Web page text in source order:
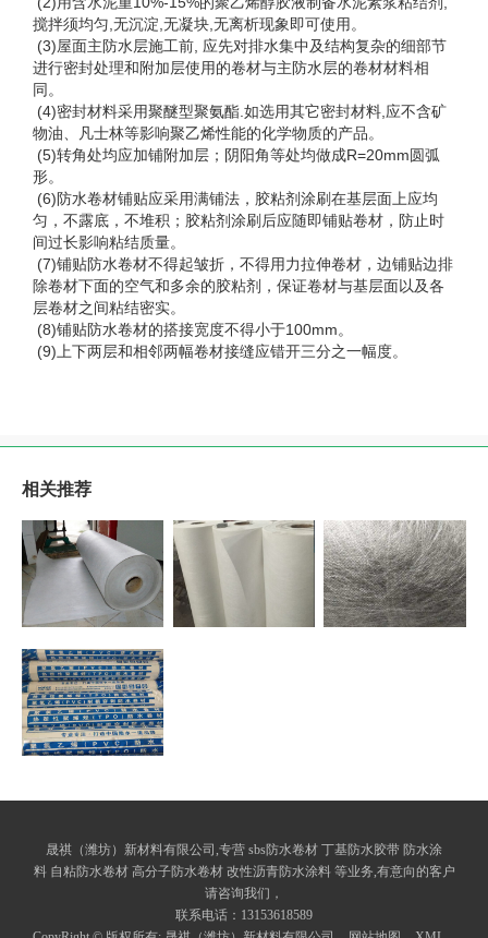
搅拌须均匀,无沉淀,无凝块,无离析现象即可使用。
进行密封处理和附加层使用的卷材与主防水层的卷材材料相
同。
物油、凡士林等影响聚乙烯性能的化学物质的产品。
形。
匀，不露底，不堆积；胶粘剂涂刷后应随即铺贴卷材，防止时
间过长影响粘结质量。
除卷材下面的空气和多余的胶粘剂，保证卷材与基层面以及各
层卷材之间粘结密实。
(8)铺贴防水卷材的搭接宽度不得小于100mm。
(9)上下两层和相邻两幅卷材接缝应错开三分之一幅度。
相关推荐
晟祺（潍坊）新材料有限公司,专营 sbs防水卷材 丁基防水胶带 防水涂
料 自粘防水卷材 高分子防水卷材 改性沥青防水涂料 等业务,有意向的客户
请咨询我们，
联系电话：13153618589